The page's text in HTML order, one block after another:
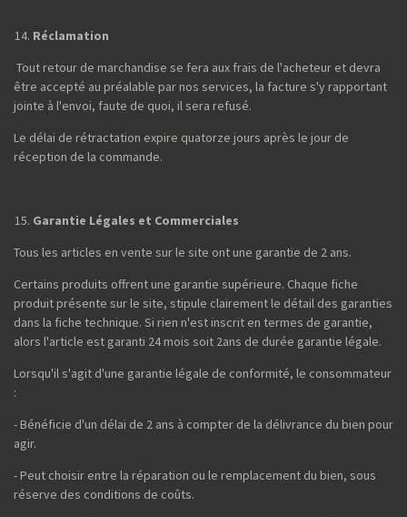
Réclamation
Tout retour de marchandise se fera aux frais de l'acheteur et devra
être accepté au préalable par nos services, la facture s'y rapportant
jointe à l'envoi, faute de quoi, il sera refusé.
Le délai de rétractation expire quatorze jours après le jour de
réception de la commande.
Garantie Légales et Commerciales
Tous les articles en vente sur le site ont une garantie de 2 ans.
Certains produits offrent une garantie supérieure. Chaque fiche
produit présente sur le site, stipule clairement le détail des garanties
dans la fiche technique. Si rien n'est inscrit en termes de garantie,
alors l'article est garanti 24 mois soit 2ans de durée garantie légale.
Lorsqu'il s'agit d'une garantie légale de conformité, le consommateur
:
- Bénéficie d'un délai de 2 ans à compter de la délivrance du bien pour
agir.
- Peut choisir entre la réparation ou le remplacement du bien, sous
réserve des conditions de coûts.